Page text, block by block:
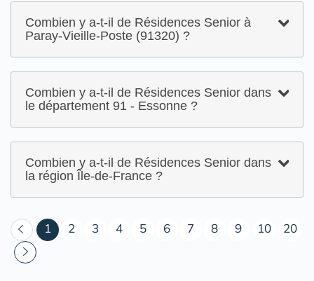
Combien y a-t-il de Résidences Senior à
Paray-Vieille-Poste (91320) ?
Combien y a-t-il de Résidences Senior dans
le département 91 - Essonne ?
Combien y a-t-il de Résidences Senior dans
la région Île-de-France ?
1 (courant)
2 3 4 5 6 7 8 9 10 20